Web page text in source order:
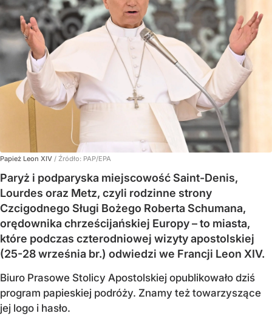
Papież Leon XIV / Źródło: PAP/EPA
Paryż i podparyska miejscowość Saint-Denis,
Lourdes oraz Metz, czyli rodzinne strony
Czcigodnego Sługi Bożego Roberta Schumana,
orędownika chrześcijańskiej Europy – to miasta,
które podczas czterodniowej wizyty apostolskiej
(25-28 września br.) odwiedzi we Francji Leon XIV.
Biuro Prasowe Stolicy Apostolskiej opublikowało dziś
program papieskiej podróży. Znamy też towarzyszące
jej logo i hasło.